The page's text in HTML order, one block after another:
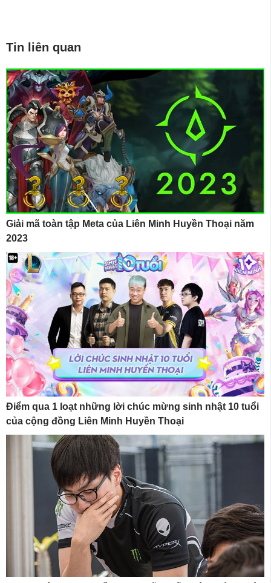
Tin liên quan
Giải mã toàn tập Meta của Liên Minh Huyền Thoại năm
2023
Điểm qua 1 loạt những lời chúc mừng sinh nhật 10 tuổi
của cộng đồng Liên Minh Huyền Thoại